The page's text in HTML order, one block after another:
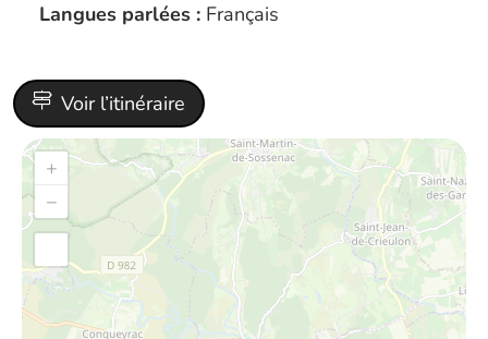
Langues parlées : Français
Voir l’itinéraire
+
−